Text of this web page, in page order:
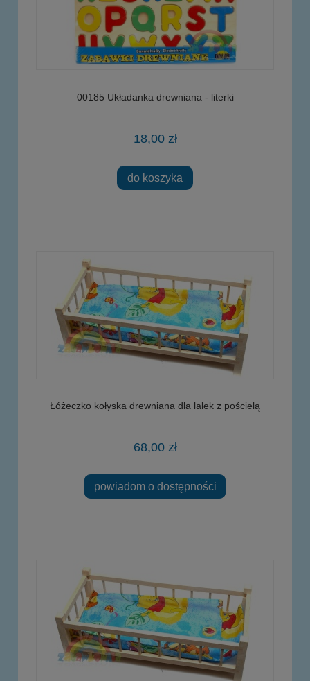
00185 Układanka drewniana - literki
18,00 zł
do koszyka
Łóżeczko kołyska drewniana dla lalek z pościelą
68,00 zł
powiadom o dostępności